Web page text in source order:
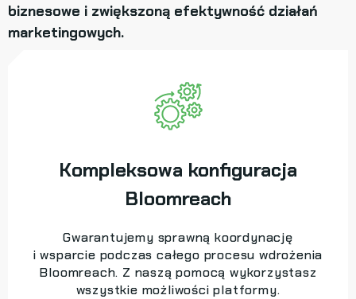
biznesowe i zwiększoną efektywność działań
marketingowych.
Kompleksowa konfiguracja
Bloomreach
Gwarantujemy sprawną koordynację
i wsparcie podczas całego procesu wdrożenia
Bloomreach. Z naszą pomocą wykorzystasz
wszystkie możliwości platformy.